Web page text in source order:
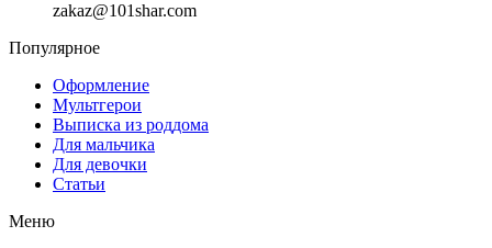
zakaz@101shar.com
Популярное
Оформление
Мультгерои
Выписка из роддома
Для мальчика
Для девочки
Статьи
Меню